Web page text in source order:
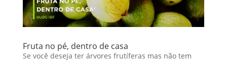
Fruta no pé, dentro de casa
Se você deseja ter árvores frutíferas mas não tem